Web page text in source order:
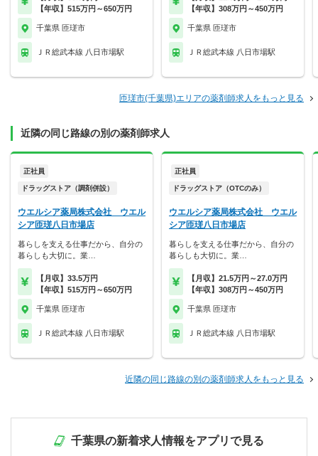
【年収】515万円～650万円
千葉県 匝瑳市
ＪＲ総武本線 八日市場駅
【年収】308万円～450万円
千葉県 匝瑳市
ＪＲ総武本線 八日市場駅
匝瑳市(千葉県)エリアの薬剤師求人をもっと見る
近隣の同じ路線の別の薬剤師求人
正社員
ドラッグストア（調剤併設）
ウエルシア薬局株式会社 ウエル
シア匝瑳八日市場店
暮らしを支える仕事だから、自分の
暮らしも大切に。業…
【月収】33.5万円
【年収】515万円～650万円
千葉県 匝瑳市
ＪＲ総武本線 八日市場駅
正社員
ドラッグストア（OTCのみ）
ウエルシア薬局株式会社 ウエル
シア匝瑳八日市場店
暮らしを支える仕事だから、自分の
暮らしも大切に。業…
【月収】21.5万円～27.0万円
【年収】308万円～450万円
千葉県 匝瑳市
ＪＲ総武本線 八日市場駅
近隣の同じ路線の別の薬剤師求人をもっと見る
千葉県の新着求人情報をアプリで見る